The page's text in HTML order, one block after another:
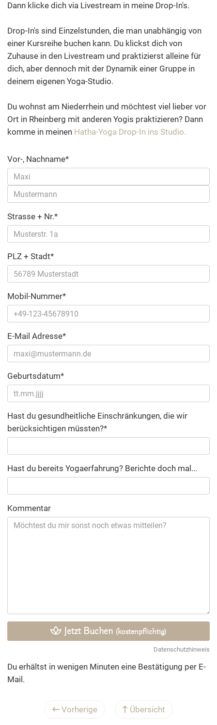
Dann klicke dich via Livestream in meine Drop-In's.
Drop-In's sind Einzelstunden, die man unabhängig von
einer Kursreihe buchen kann. Du klickst dich von
Zuhause in den Livestream und praktizierst alleine für
dich, aber dennoch mit der Dynamik einer Gruppe in
deinem eigenen Yoga-Studio.
Du wohnst am Niederrhein und möchtest viel lieber vor
Ort in Rheinberg mit anderen Yogis praktizieren? Dann
komme in meinen Hatha-Yoga Drop-In ins Studio.
Vor-, Nachname*
Strasse + Nr.*
PLZ + Stadt*
Mobil-Nummer*
E-Mail Adresse*
Geburtsdatum*
Hast du gesundheitliche Einschränkungen, die wir
berücksichtigen müssten?*
Hast du bereits Yogaerfahrung? Berichte doch mal...
Kommentar
Jetzt Buchen (kostenpflichtig)
Datenschutzhinweis
Du erhältst in wenigen Minuten eine Bestätigung per E-
Mail.
Vorherige Übersicht